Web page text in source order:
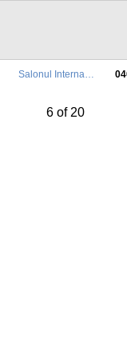
Salonul Interna…
6 of 20